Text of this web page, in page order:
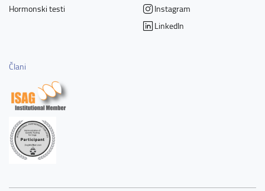
Hormonski testi
Instagram
LinkedIn
Člani